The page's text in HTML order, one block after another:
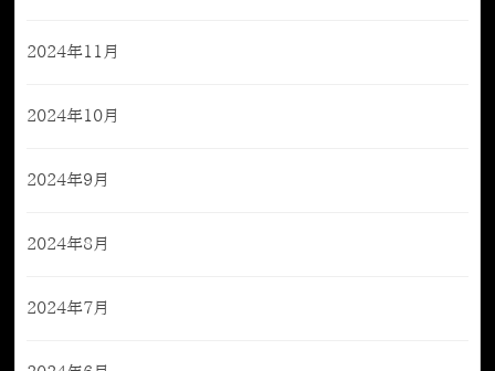
2024年11月
2024年10月
2024年9月
2024年8月
2024年7月